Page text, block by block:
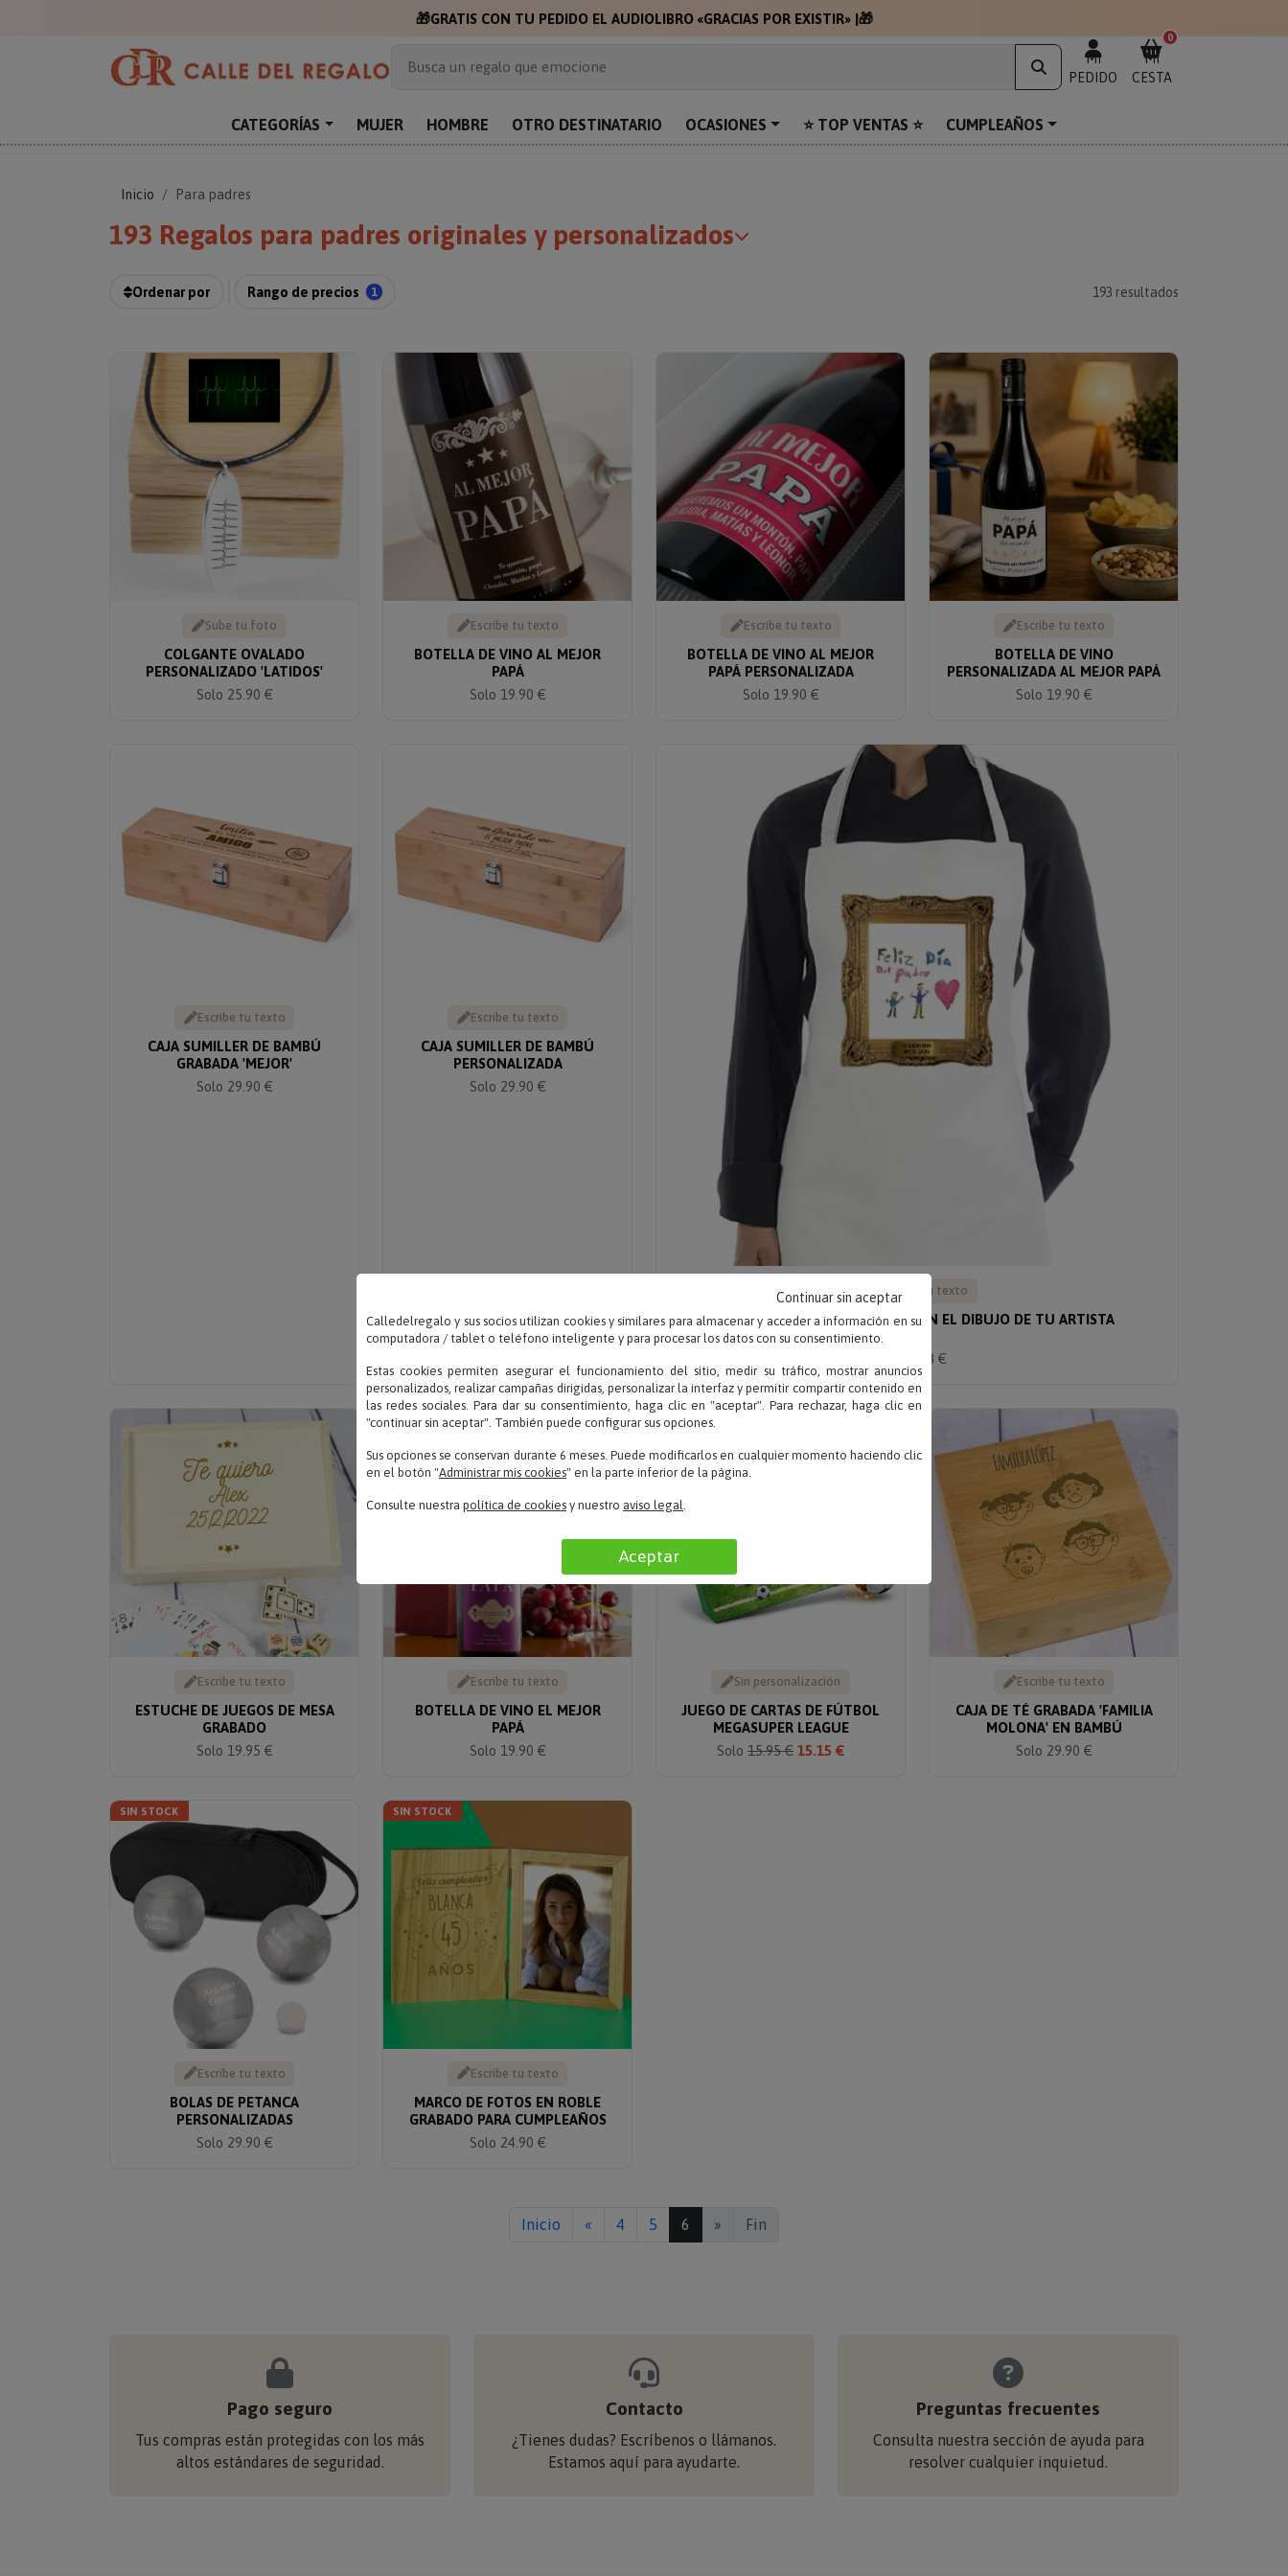
🎁GRATIS CON TU PEDIDO EL AUDIOLIBRO «GRACIAS POR EXISTIR» 🎁
Busca un regalo que emocione
Regalos personalizados para sorprender
MI
PEDIDO
0
MI
CESTA
CATEGORÍAS MUJER HOMBRE OTRO DESTINATARIO OCASIONES ⭐ TOP VENTAS ⭐ CUMPLEAÑOS
Inicio Para padres
193 Regalos para padres originales y personalizados
Ordenar por Rango de precios 1 193 resultados
Sube tu foto
COLGANTE OVALADO
PERSONALIZADO 'LATIDOS'
Solo 25.90 €
Escribe tu texto
BOTELLA DE VINO AL MEJOR
PAPÁ
Solo 19.90 €
Escribe tu texto
BOTELLA DE VINO AL MEJOR
PAPÁ PERSONALIZADA
Solo 19.90 €
Escribe tu texto
BOTELLA DE VINO
PERSONALIZADA AL MEJOR PAPÁ
Solo 19.90 €
Escribe tu texto
CAJA SUMILLER DE BAMBÚ
GRABADA 'MEJOR'
Solo 29.90 €
Escribe tu texto
CAJA SUMILLER DE BAMBÚ
PERSONALIZADA
Solo 29.90 €
Escribe tu texto
DELANTAL PERSONALIZADO CON EL DIBUJO DE TU ARTISTA
Solo 18 €
Escribe tu texto
ESTUCHE DE JUEGOS DE MESA
GRABADO
Solo 19.95 €
Escribe tu texto
BOTELLA DE VINO EL MEJOR
PAPÁ
Solo 19.90 €
5% descuento
Sin personalización
JUEGO DE CARTAS DE FÚTBOL
MEGASUPER LEAGUE
Solo 15.95 € 15.15 €
Escribe tu texto
CAJA DE TÉ GRABADA 'FAMILIA
MOLONA' EN BAMBÚ
Solo 29.90 €
SIN STOCK
Escribe tu texto
BOLAS DE PETANCA
PERSONALIZADAS
Solo 29.90 €
SIN STOCK
Escribe tu texto
MARCO DE FOTOS EN ROBLE
GRABADO PARA CUMPLEAÑOS
Solo 24.90 €
Inicio « 4 5 6 » Fin
Pago seguro
Tus compras están protegidas con los más
altos estándares de seguridad.
Contacto
¿Tienes dudas? Escríbenos o llámanos.
Estamos aquí para ayudarte.
Preguntas frecuentes
Consulta nuestra sección de ayuda para
resolver cualquier inquietud.
Calledelregalo y sus socios utilizan cookies y similares para almacenar y acceder a información en su
computadora / tablet o teléfono inteligente y para procesar los datos con su consentimiento.
Estas cookies permiten asegurar el funcionamiento del sitio, medir su tráfico, mostrar anuncios
personalizados, realizar campañas dirigidas, personalizar la interfaz y permitir compartir contenido en
las redes sociales. Para dar su consentimiento, haga clic en "aceptar". Para rechazar, haga clic en
"continuar sin aceptar". También puede configurar sus opciones.
Sus opciones se conservan durante 6 meses. Puede modificarlos en cualquier momento haciendo clic
en el botón "Administrar mis cookies" en la parte inferior de la página.
Consulte nuestra política de cookies y nuestro aviso legal
Aceptar
Continuar sin aceptar